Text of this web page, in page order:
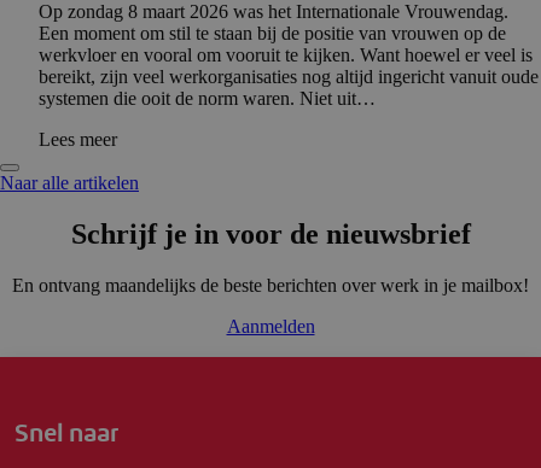
Op zondag 8 maart 2026 was het Internationale Vrouwendag.
Een moment om stil te staan bij de positie van vrouwen op de
werkvloer en vooral om vooruit te kijken. Want hoewel er veel is
bereikt, zijn veel werkorganisaties nog altijd ingericht vanuit oude
systemen die ooit de norm waren. Niet uit…
Lees meer
Naar alle artikelen
Schrijf je in voor de nieuwsbrief
En ontvang maandelijks de beste berichten over werk in je mailbox!
Aanmelden
Snel naar